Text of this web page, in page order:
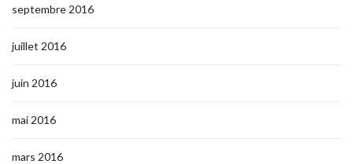
septembre 2016
juillet 2016
juin 2016
mai 2016
mars 2016